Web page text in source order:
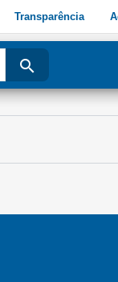
Transparência
search